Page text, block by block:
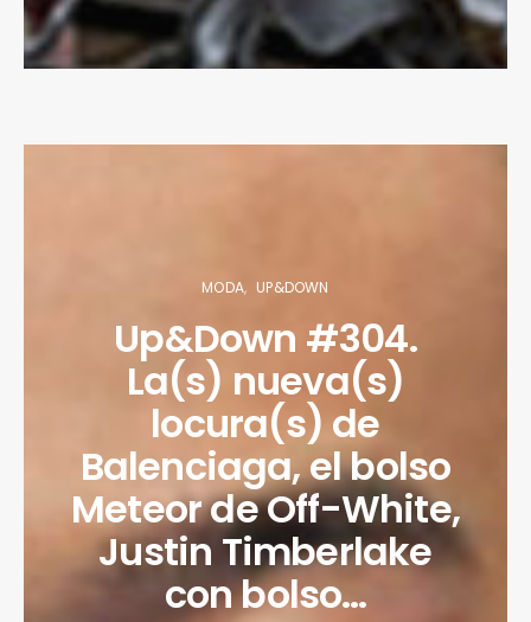
MODA UP&DOWN
Up&Down #304.
La(s) nueva(s)
locura(s) de
Balenciaga, el bolso
Meteor de Off-White,
Justin Timberlake
con bolso…